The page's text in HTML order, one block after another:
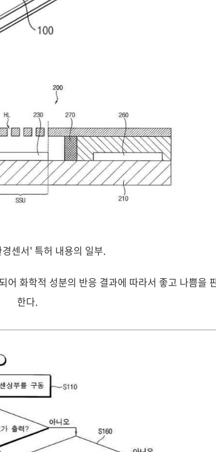
센서' 특허 내용의 일부.
어 화학적 성분의 반응 결과에 따라서 좋고 나쁨을
한다.